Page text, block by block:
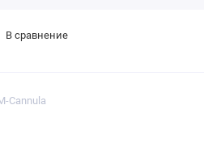
Cannula
В сравнение